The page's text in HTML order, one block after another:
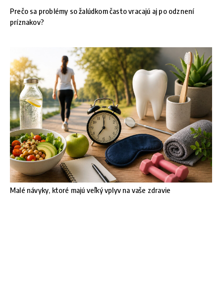
Prečo sa problémy so žalúdkom často vracajú aj po odznení
príznakov?
Malé návyky, ktoré majú veľký vplyv na vaše zdravie